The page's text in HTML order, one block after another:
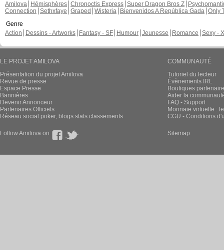
Amilova
Hémisphères Chronoctis Express Super Dragon Bros Z
Connection Sethxfaye Graped Wisteria Bienvenidos A República Gada Only
Genre
Action
Dessins - Artworks Fantasy - SF Humour Jeunesse Romance Sexy -
LE PROJET AMILOVA
Présentation du projet Amilova
Revue de presse
Espace Presse
Bannières
Devenir Annonceur
Partenaires Officiels
Réseau social poker, blogs stats classements
COMMUNAUTÉ
Tutoriel du lecteur
Évènements IRL
Boutiques
Aider la
FAQ - Support
Monnaie virtuelle :
CGU - Conditions
Follow Amilova on Sitemap